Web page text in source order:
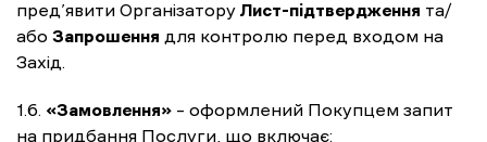
пред’явити Організатору Лист-підтвердження та/
або Запрошення для контролю перед входом на
Захід.
1.6. «Замовлення» – оформлений Покупцем запит
на придбання Послуги, що включає: